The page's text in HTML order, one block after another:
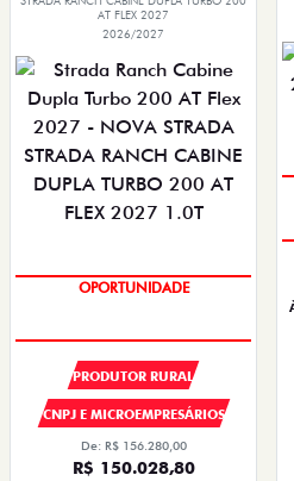
AT FLEX 2027
2026/2027
PRODUTOR RURAL
CNPJ E MICROEMPRESÁRIOS
De: R$ 156.280,00
R$ 150.028,80